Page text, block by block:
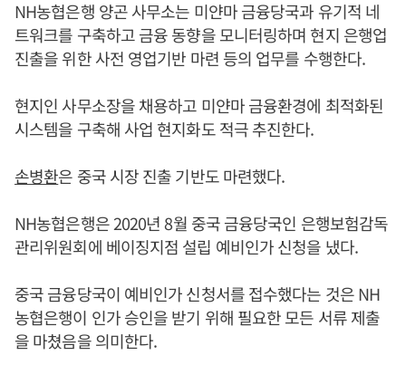
NH농협은행 양곤 사무소는 미얀마 금융당국과 유기적 네
트워크를 구축하고 금융 동향을 모니터링하며 현지 은행업
진출을 위한 사전 영업기반 마련 등의 업무를 수행한다.
현지인 사무소장을 채용하고 미얀마 금융환경에 최적화된
시스템을 구축해 사업 현지화도 적극 추진한다.
손병환은 중국 시장 진출 기반도 마련했다.
NH농협은행은 2020년 8월 중국 금융당국인 은행보험감독
관리위원회에 베이징지점 설립 예비인가 신청을 냈다.
중국 금융당국이 예비인가 신청서를 접수했다는 것은 NH
농협은행이 인가 승인을 받기 위해 필요한 모든 서류 제출
을 마쳤음을 의미한다.